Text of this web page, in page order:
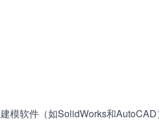
模软件（如SolidWorks和AutoCAD